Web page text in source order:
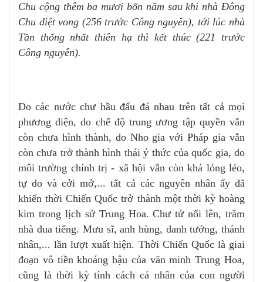
Chu cộng thêm ba mươi bốn năm sau khi nhà Đông
Chu diệt vong (256 trước Công nguyên), tới lúc nhà
Tần thống nhất thiên hạ thì kết thúc (221 trước
Công nguyên).
Do các nước chư hầu đấu đá nhau trên tất cả mọi
phương diện, do chế độ trung ương tập quyền vẫn
còn chưa hình thành, do Nho gia với Pháp gia vẫn
còn chưa trở thành hình thái ý thức của quốc gia, do
môi trường chính trị - xã hội vẫn còn khá lỏng lẻo,
tự do và cởi mở,... tất cả các nguyên nhân ấy đã
khiến thời Chiến Quốc trở thành một thời kỳ hoàng
kim trong lịch sử Trung Hoa. Chư tử nổi lên, trăm
nhà đua tiếng. Mưu sĩ, anh hùng, danh tướng, thánh
nhân,... lần lượt xuất hiện. Thời Chiến Quốc là giai
đoạn vô tiền khoáng hậu của văn minh Trung Hoa,
cũng là thời kỳ tính cách cá nhân của con người